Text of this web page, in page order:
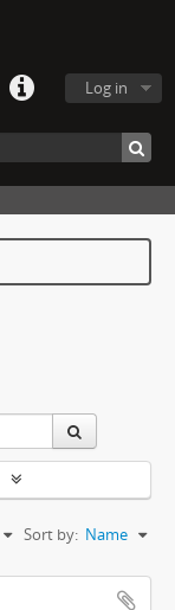
Log in
Sort by: Name